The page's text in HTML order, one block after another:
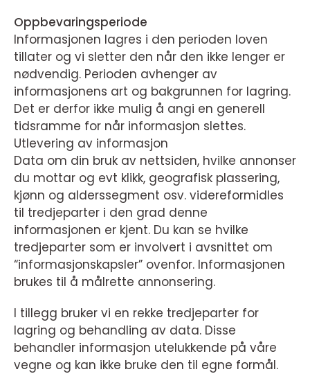
Oppbevaringsperiode
Informasjonen lagres i den perioden loven
tillater og vi sletter den når den ikke lenger er
nødvendig. Perioden avhenger av
informasjonens art og bakgrunnen for lagring.
Det er derfor ikke mulig å angi en generell
tidsramme for når informasjon slettes.
Utlevering av informasjon
Data om din bruk av nettsiden, hvilke annonser
du mottar og evt klikk, geografisk plassering,
kjønn og alderssegment osv. videreformidles
til tredjeparter i den grad denne
informasjonen er kjent. Du kan se hvilke
tredjeparter som er involvert i avsnittet om
“informasjonskapsler” ovenfor. Informasjonen
brukes til å målrette annonsering.
I tillegg bruker vi en rekke tredjeparter for
lagring og behandling av data. Disse
behandler informasjon utelukkende på våre
vegne og kan ikke bruke den til egne formål.